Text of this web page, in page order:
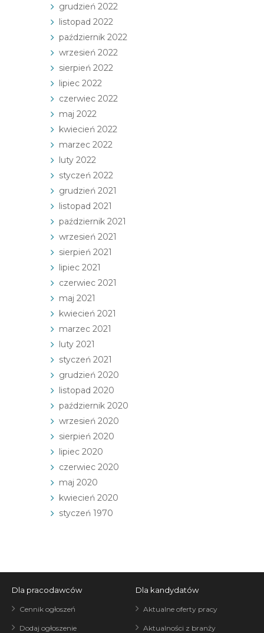
grudzień 2022
listopad 2022
październik 2022
wrzesień 2022
sierpień 2022
lipiec 2022
czerwiec 2022
maj 2022
kwiecień 2022
marzec 2022
luty 2022
styczeń 2022
grudzień 2021
listopad 2021
październik 2021
wrzesień 2021
sierpień 2021
lipiec 2021
czerwiec 2021
maj 2021
kwiecień 2021
marzec 2021
luty 2021
styczeń 2021
grudzień 2020
listopad 2020
październik 2020
wrzesień 2020
sierpień 2020
lipiec 2020
czerwiec 2020
maj 2020
kwiecień 2020
styczeń 1970
Dla pracodawców
Cennik ogłoszeń
Dodaj ogłoszenie
Dla kandydatów
Aktualne oferty pracy
Aktualności z branży